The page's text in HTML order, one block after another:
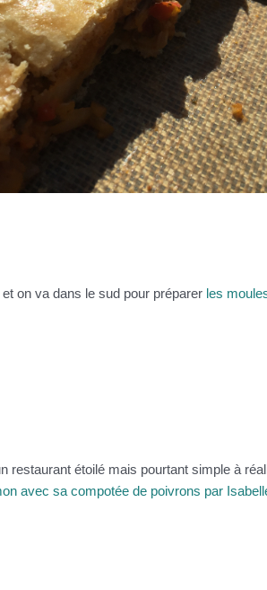
on va dans le sud pour préparer les
restaurant étoilé mais pourtant simple à
avec sa compotée de poivrons par